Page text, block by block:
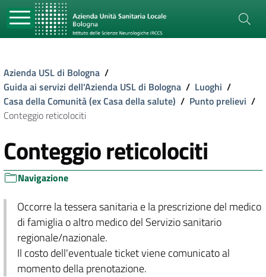
Azienda USL di Bologna /
Guida ai servizi dell'Azienda USL di Bologna / Luoghi /
Casa della Comunità (ex Casa della salute) / Punto prelievi /
Conteggio reticolociti
Conteggio reticolociti
Navigazione
Occorre la tessera sanitaria e la prescrizione del medico
di famiglia o altro medico del Servizio sanitario
regionale/nazionale.
Il costo dell'eventuale ticket viene comunicato al
momento della prenotazione.